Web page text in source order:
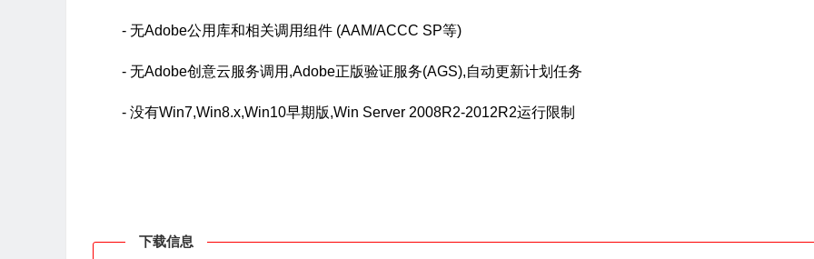
- 无Adobe公用库和相关调用组件 (AAM/ACCC SP等)
- 无Adob​​e创意云服务调用,Adob​​e正版验证服务(AGS),自动更新计划任务
- 没有Win7,Win8.x,Win10早期版,Win Server 2008R2-2012R2运行限制
下载信息